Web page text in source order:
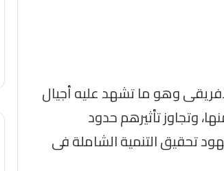
وهو ما تشهد عليه أجيال
وتجاوز تأثيرهم حدود
تحقيق التنمية الشاملة فى